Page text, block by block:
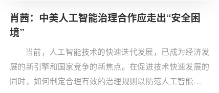
肖茜：中美人工智能治理合作应走出“安全困
境”
当前，人工智能技术的快速迭代发展，已成为经济发
展的新引擎和国家竞争的新焦点。在促进技术快速发展的
同时，如何制定合理有效的治理规则以防范人工智能带来